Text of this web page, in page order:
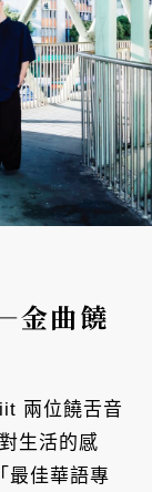
曲饒
兩位饒舌音
生活的感
最佳華語專